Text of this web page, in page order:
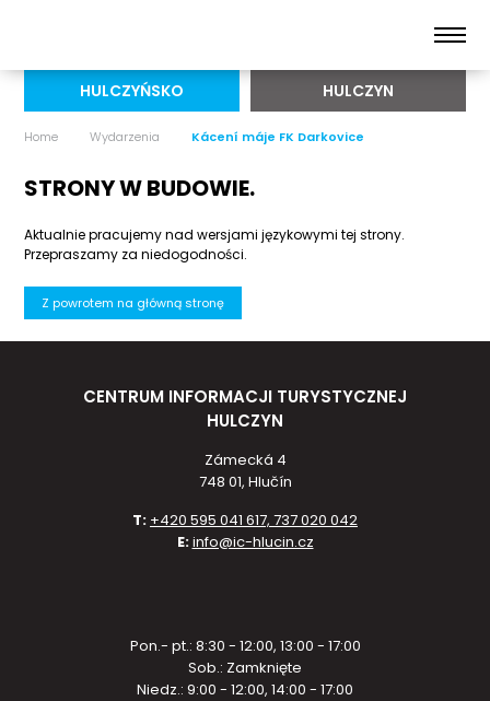
HULCZYŃSKO HULCZYN
Home Wydarzenia Kácení máje FK Darkovice
STRONY W BUDOWIE.
Aktualnie pracujemy nad wersjami językowymi tej strony.
Przepraszamy za niedogodności.
Z powrotem na główną stronę
CENTRUM INFORMACJI TURYSTYCZNEJ
HULCZYN
Zámecká 4
748 01, Hlučín
T: +420 595 041 617, 737 020 042
E:info@ic-hlucin.cz
Pon.- pt.: 8:30 - 12:00, 13:00 - 17:00
Sob.: Zamknięte
Niedz.: 9:00 - 12:00, 14:00 - 17:00